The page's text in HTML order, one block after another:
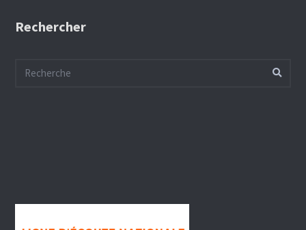
Rechercher